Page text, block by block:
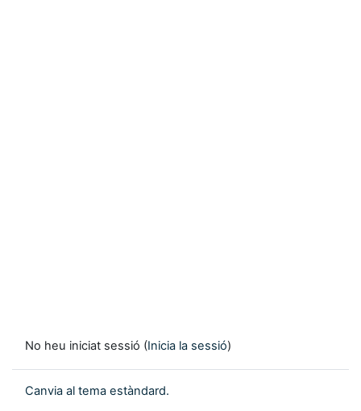
No heu iniciat sessió (Inicia la sessió)
Canvia al tema estàndard.